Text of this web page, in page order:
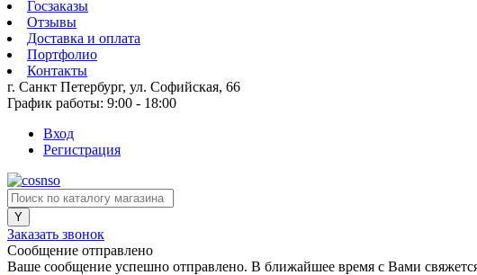
Госзаказы
Отзывы
Доставка и оплата
Портфолио
Контакты
г. Санкт Петербург, ул. Софийская, 66
График работы: 9:00 - 18:00
Вход
Регистрация
Заказать звонок
Сообщение отправлено
Ваше сообщение успешно отправлено. В ближайшее время с Вами